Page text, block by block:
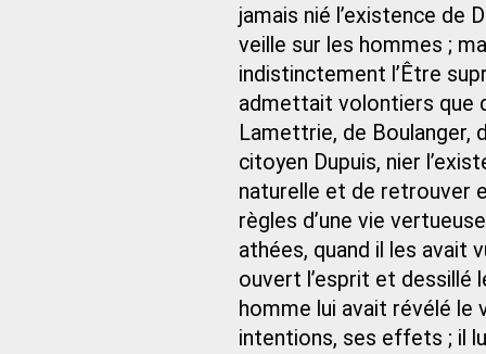
jamais nié l’existence de
veille sur les hommes ;
indistinctement l’Être
admettait volontiers que
Lamettrie, de Boulanger,
citoyen Dupuis, nier
naturelle et de retrouver
règles d’une vie
athées, quand il les avait
ouvert l’esprit et dessillé
homme lui avait révélé le
intentions, ses effets ; il